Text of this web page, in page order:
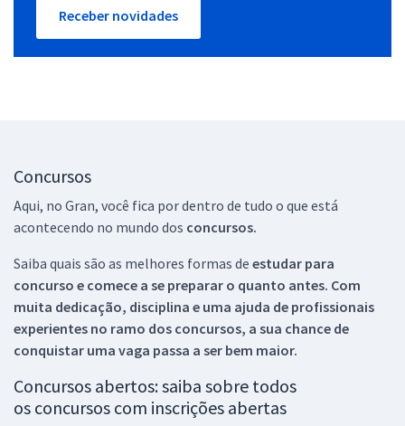
Receber novidades
Concursos
Aqui, no Gran, você fica por dentro de tudo o que está
acontecendo no mundo dos concursos.
Saiba quais são as melhores formas de estudar para
concurso e comece a se preparar o quanto antes. Com
muita dedicação, disciplina e uma ajuda de profissionais
experientes no ramo dos concursos, a sua chance de
conquistar uma vaga passa a ser bem maior.
Concursos abertos: saiba sobre todos
os concursos com inscrições abertas